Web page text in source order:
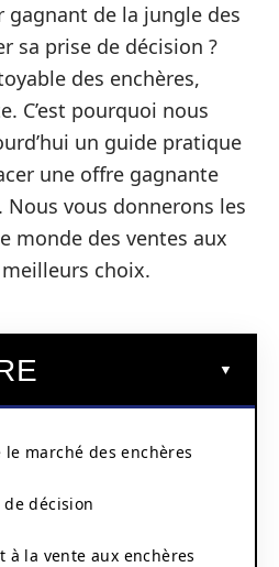
de la jungle des
sa prise de décision ?
des enchères,
C’est pourquoi nous
un guide pratique
une offre gagnante
Nous vous donnerons les
monde des ventes aux
choix.
marché des enchères
décision
à la vente aux enchères